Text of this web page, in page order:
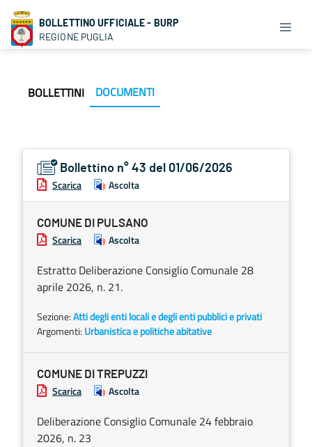
BOLLETTINO UFFICIALE - BURP
REGIONE PUGLIA
BOLLETTINI DOCUMENTI
Bollettino n° 43 del 01/06/2026
Scarica Ascolta
COMUNE DI PULSANO
Scarica Ascolta
Estratto Deliberazione Consiglio Comunale 28
aprile 2026, n. 21.
Sezione:Atti degli enti locali e degli enti pubblici e privati
Argomenti: Urbanistica e politiche abitative
COMUNE DI TREPUZZI
Scarica Ascolta
Deliberazione Consiglio Comunale 24 febbraio
2026, n. 23